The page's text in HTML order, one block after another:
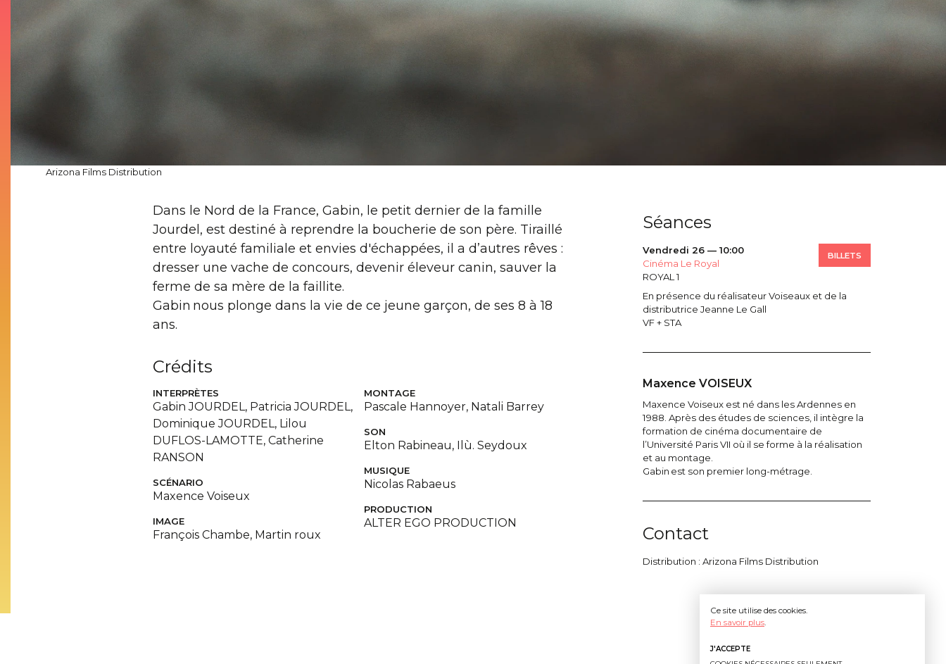
Arizona Films Distribution
Dans le Nord de la France, Gabin, le petit dernier de la famille
Jourdel, est destiné à reprendre la boucherie de son père. Tiraillé
entre loyauté familiale et envies d'échappées, il a d’autres rêves :
dresser une vache de concours, devenir éleveur canin, sauver la
ferme de sa mère de la faillite.
Gabin nous plonge dans la vie de ce jeune garçon, de ses 8 à 18
ans.
Crédits
INTERPRÈTES
Gabin JOURDEL, Patricia JOURDEL,
Dominique JOURDEL, Lilou
DUFLOS-LAMOTTE, Catherine
RANSON
SCÉNARIO
Maxence Voiseux
IMAGE
François Chambe, Martin roux
MONTAGE
Pascale Hannoyer, Natali Barrey
SON
Elton Rabineau, Ilù. Seydoux
MUSIQUE
Nicolas Rabaeus
PRODUCTION
ALTER EGO PRODUCTION
Séances
Vendredi 26 — 10:00
Cinéma Le Royal
ROYAL 1
BILLETS
En présence du réalisateur Voiseaux et de la
distributrice Jeanne Le Gall
VF + STA
Maxence VOISEUX
Maxence Voiseux est né dans les Ardennes en
1988. Après des études de sciences, il intègre la
formation de cinéma documentaire de
l’Université Paris VII où il se forme à la réalisation
et au montage.
Gabin est son premier long-métrage.
Contact
Distribution : Arizona Films Distribution
Ce site utilise des cookies.
En savoir plus.
J'ACCEPTE